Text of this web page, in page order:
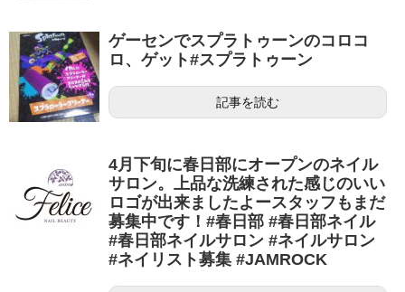
ゲーセンでスプラトゥーンのコロコ
ロ、ゲット#スプラトゥーン
記事を読む
4月下旬に春日部にオープンのネイル
サロン。上品な洗練された感じのいい
ロゴが出来ましたよースタッフもまだ
募集中です！#春日部 #春日部ネイル
#春日部ネイルサロン #ネイルサロン
#ネイリスト募集 #JAMROCK